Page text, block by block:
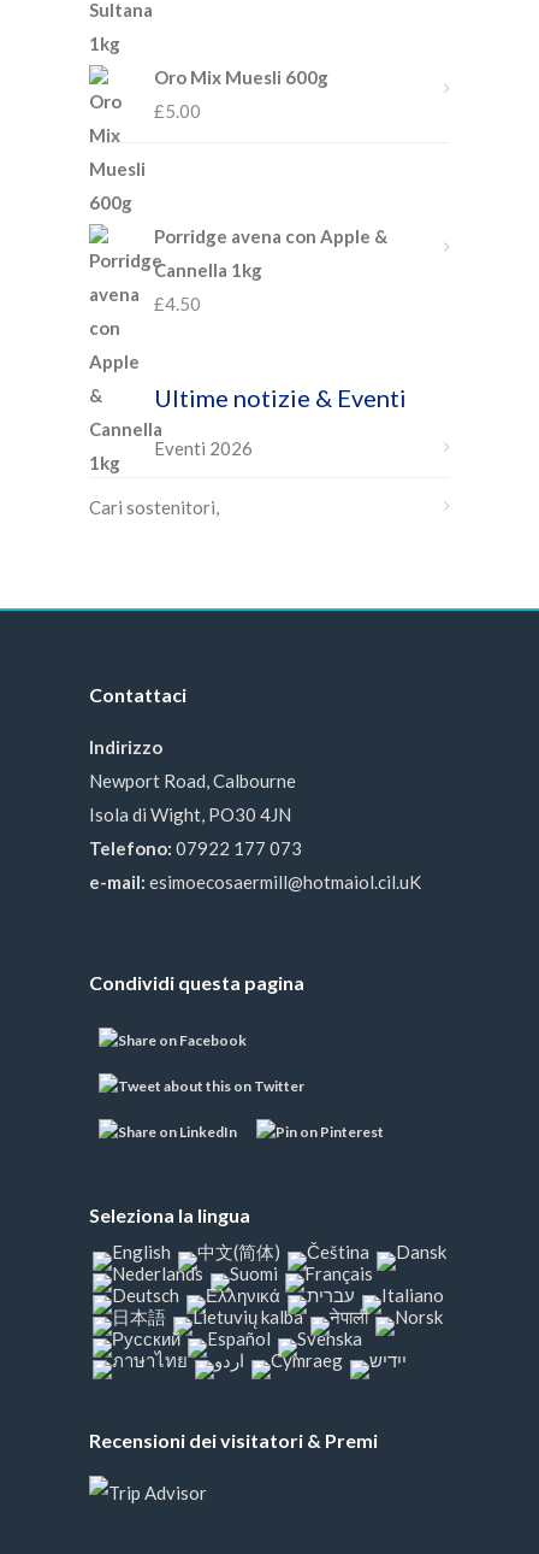
Oro Mix Muesli 600g
£5.00
Porridge avena con Apple &
Cannella 1kg
£4.50
Ultime notizie & Eventi
Eventi 2026
Cari sostenitori,
Contattaci
Indirizzo
Newport Road, Calbourne
Isola di Wight, PO30 4JN
Telefono: 07922 177 073
e-mail: esimoecosaermill@hotmaiol.cil.uK
Condividi questa pagina
Seleziona la lingua
Recensioni dei visitatori & Premi